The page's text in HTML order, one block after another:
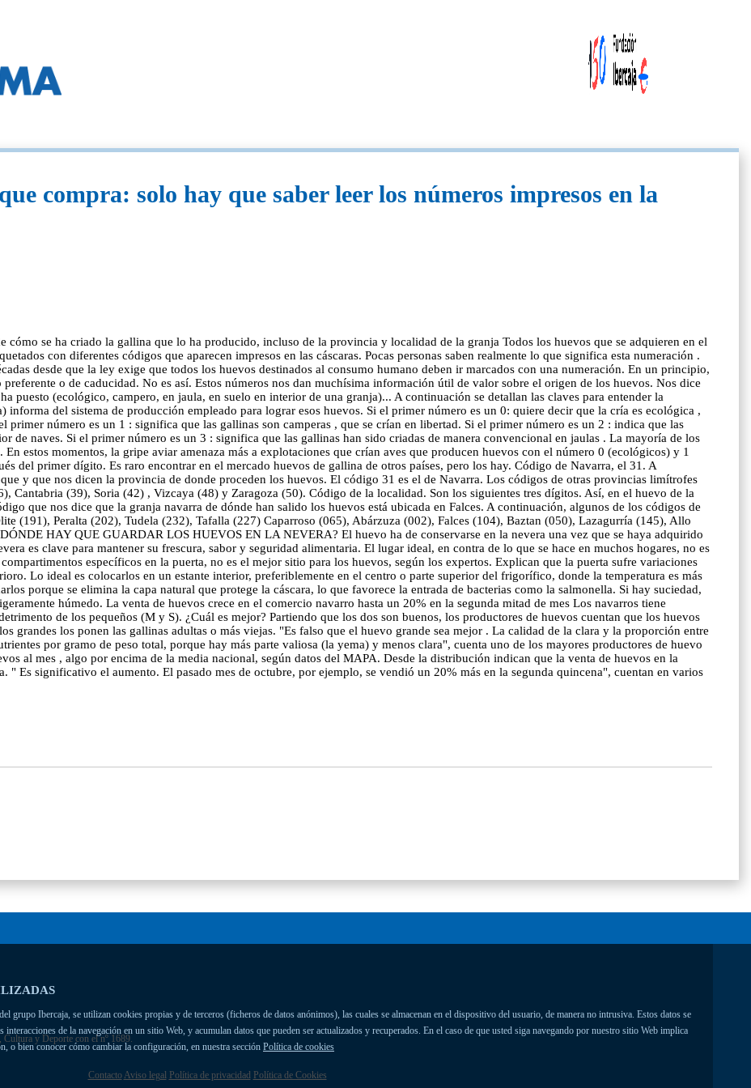
grupo Ibercaja, se utilizan cookies propias y de terceros (ficheros de datos anónimos), las cuales se almacenan en el dispositivo del usuario, de manera no intrusiva. Estos datos se
de la navegación en un sitio Web, y acumulan datos que pueden ser actualizados y recuperados. En el caso de que usted siga navegando por nuestro sitio Web implica
o bien conocer cómo cambiar la configuración, en nuestra sección Política de cookies
compra: solo hay que saber leer los números impresos en la
cómo se ha criado la gallina que lo ha producido, incluso de la provincia y localidad de la granja Todos los huevos que se adquieren en el
con diferentes códigos que aparecen impresos en las cáscaras. Pocas personas saben realmente lo que significa esta numeración .
desde que la ley exige que todos los huevos destinados al consumo humano deben ir marcados con una numeración. En un principio,
o de caducidad. No es así. Estos números nos dan muchísima información útil de valor sobre el origen de los huevos. Nos dice
puesto (ecológico, campero, en jaula, en suelo en interior de una granja)... A continuación se detallan las claves para entender la
del sistema de producción empleado para lograr esos huevos. Si el primer número es un 0: quiere decir que la cría es ecológica ,
primer número es un 1 : significa que las gallinas son camperas , que se crían en libertad. Si el primer número es un 2 : indica que las
de naves. Si el primer número es un 3 : significa que las gallinas han sido criadas de manera convencional en jaulas . La mayoría de los
estos momentos, la gripe aviar amenaza más a explotaciones que crían aves que producen huevos con el número 0 (ecológicos) y 1
del primer dígito. Es raro encontrar en el mercado huevos de gallina de otros países, pero los hay. Código de Navarra, el 31. A
y que nos dicen la provincia de donde proceden los huevos. El código 31 es el de Navarra. Los códigos de otras provincias limítrofes
Cantabria (39), Soria (42) , Vizcaya (48) y Zaragoza (50). Código de la localidad. Son los siguientes tres dígitos. Así, en el huevo de la
que nos dice que la granja navarra de dónde han salido los huevos está ubicada en Falces. A continuación, algunos de los códigos de
(191), Peralta (202), Tudela (232), Tafalla (227) Caparroso (065), Abárzuza (002), Falces (104), Baztan (050), Lazagurría (145), Allo
HAY QUE GUARDAR LOS HUEVOS EN LA NEVERA? El huevo ha de conservarse en la nevera una vez que se haya adquirido
es clave para mantener su frescura, sabor y seguridad alimentaria. El lugar ideal, en contra de lo que se hace en muchos hogares, no es
específicos en la puerta, no es el mejor sitio para los huevos, según los expertos. Explican que la puerta sufre variaciones
Lo ideal es colocarlos en un estante interior, preferiblemente en el centro o parte superior del frigorífico, donde la temperatura es más
porque se elimina la capa natural que protege la cáscara, lo que favorece la entrada de bacterias como la salmonella. Si hay suciedad,
húmedo. La venta de huevos crece en el comercio navarro hasta un 20% en la segunda mitad de mes Los navarros tiene
de los pequeños (M y S). ¿Cuál es mejor? Partiendo que los dos son buenos, los productores de huevos cuentan que los huevos
grandes los ponen las gallinas adultas o más viejas. "Es falso que el huevo grande sea mejor . La calidad de la clara y la proporción entre
por gramo de peso total, porque hay más parte valiosa (la yema) y menos clara", cuenta uno de los mayores productores de huevo
al mes , algo por encima de la media nacional, según datos del MAPA. Desde la distribución indican que la venta de huevos en la
" Es significativo el aumento. El pasado mes de octubre, por ejemplo, se vendió un 20% más en la segunda quincena", cuentan en varios
y Deporte con el nº 1689.
Contacto Aviso legal Política de privacidad Política de Cookies